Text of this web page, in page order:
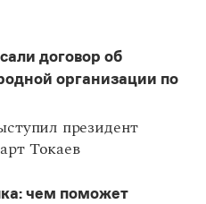
договор об
организации по
президент
Токаев
чем поможет